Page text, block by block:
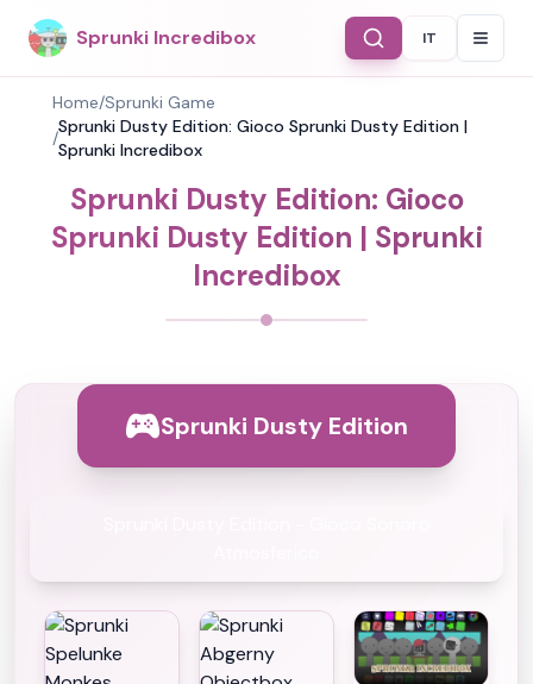
Sprunki Incredibox Select
IT
Home/Sprunki Game
/
Sprunki Dusty Edition: Gioco Sprunki Dusty Edition |
Sprunki Incredibox
Sprunki Dusty Edition: Gioco
Sprunki Dusty Edition | Sprunki
Incredibox
Sprunki Dusty Edition